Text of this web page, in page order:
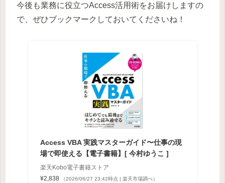
今後も業務に役立つAccess活用術をお届けしますの
で、ぜひブックマークしておいてくださいね！
Access VBA 実践マスターガイド〜仕事の現
場で即使える【電子書籍】[ 今村ゆうこ ]
楽天Kobo電子書籍ストア
¥2,838
（2026/06/27 23:42時点 | 楽天市場調べ）